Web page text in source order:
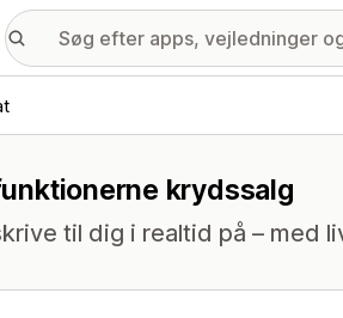
krydssalg
til dig i realtid på – med